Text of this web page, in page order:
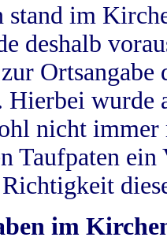
stand im
deshalb
Hierbei wurde
nicht
Taufpaten
im